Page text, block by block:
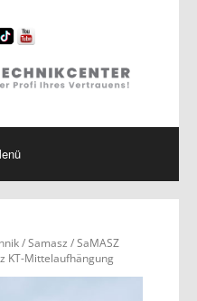
/Samasz /SaMASZ
KT-Mittelaufhängung